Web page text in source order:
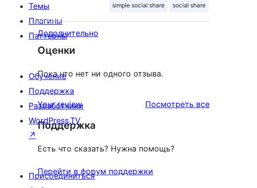
simple social share social share
Дополнительно
Оценки
Пока что нет ни одного отзыва.
Your review Посмотреть всеотзывы
Поддержка
Есть что сказать? Нужна помощь?
Перейти в форум поддержки
Темы
Плагины
Паттерны
Обучение
Поддержка
Разработчики
WordPress.TV
↗
Присоединиться